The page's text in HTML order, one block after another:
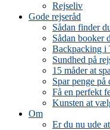
Rejseliv
Gode rejseråd
Sådan finder
Sådan booker
Backpacking i
Sundhed på
15 måder at
Spar penge på
Få en perfekt
Kunsten at
Om
Er du nu ude